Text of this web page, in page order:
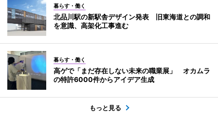
暮らす・働く
北品川駅の新駅舎デザイン発表 旧東海道との調和
を意識、高架化工事進む
暮らす・働く
高ゲで「まだ存在しない未来の職業展」 オカムラ
の特許6000件からアイデア生成
もっと見る